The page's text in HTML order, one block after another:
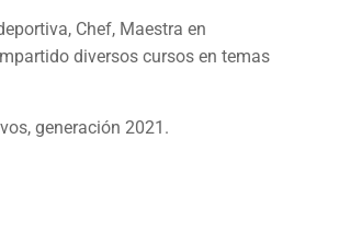
Chef, Maestra en
diversos cursos en temas
generación 2021.